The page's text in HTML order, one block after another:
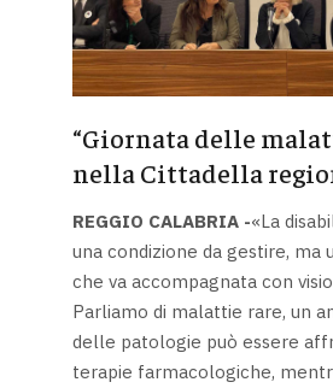
“Giornata delle
nella Cittadella
REGGIO CALABRIA -«La
una condizione da gestire, ma
che va accompagnata con
Parliamo di malattie rare, un
delle patologie può essere
terapie farmacologiche,